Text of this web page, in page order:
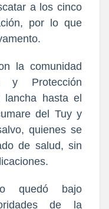
a los cinco
por lo que
la comunidad
y Protección
lancha hasta el
del Tuy y
quienes se
de salud, sin
quedó bajo
de la